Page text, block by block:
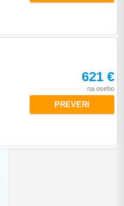
621 €
na osebo
PREVERI